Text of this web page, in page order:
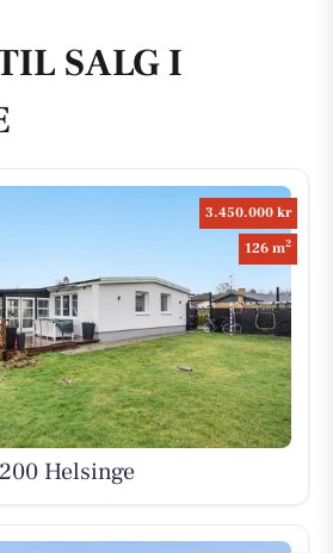
SALG I
3.450.000 kr
126 m2
Helsinge